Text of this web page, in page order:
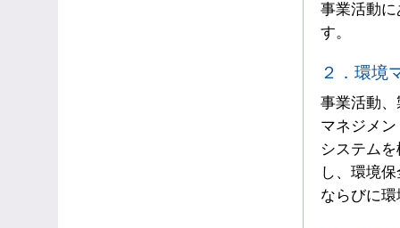
事業活動
す。
２．環境
事業活動
マネジメン
システム
し、環境保
ならびに